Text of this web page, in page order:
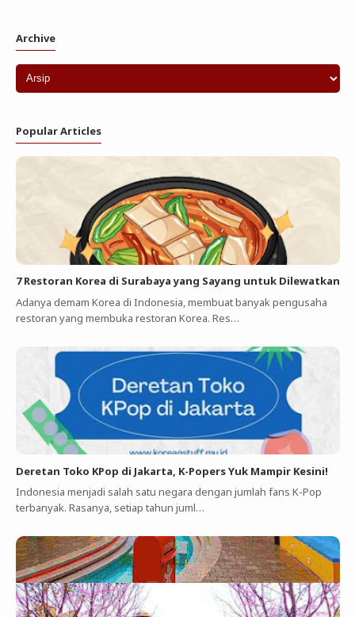
Archive
Popular Articles
7 Restoran Korea di Surabaya yang Sayang untuk Dilewatkan
Adanya demam Korea di Indonesia, membuat banyak pengusaha
restoran yang membuka restoran Korea. Res…
Deretan Toko KPop di Jakarta, K-Popers Yuk Mampir Kesini!
Indonesia menjadi salah satu negara dengan jumlah fans K-Pop
terbanyak. Rasanya, setiap tahun juml…